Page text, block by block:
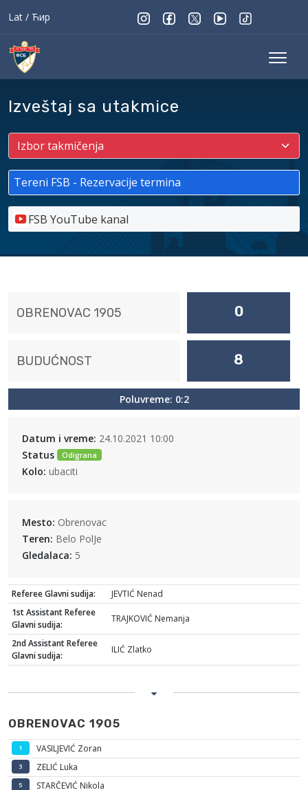
Lat / Ћир
Izveštaj sa utakmice
Tereni FSB - Rezervacije termina
FSB YouTube kanal
OBRENOVAC 1905 0
BUDUĆNOST 8
Poluvreme: 0:2
Datum i vreme: 24.10.2021 10:00
Status
Odigrana
Kolo: ubaciti
Mesto: Obrenovac
Teren: Belo PolJe
Gledalaca: 5
Referee Glavni sudija:
JEVTIĆ Nenad
1st Assistant Referee
Glavni sudija:
TRAJKOVIĆ Nemanja
2nd Assistant Referee
Glavni sudija:
ILIĆ Zlatko
OBRENOVAC 1905
1 VASILJEVIĆ Zoran
3 ZELIĆ Luka
5 STARČEVIĆ Nikola